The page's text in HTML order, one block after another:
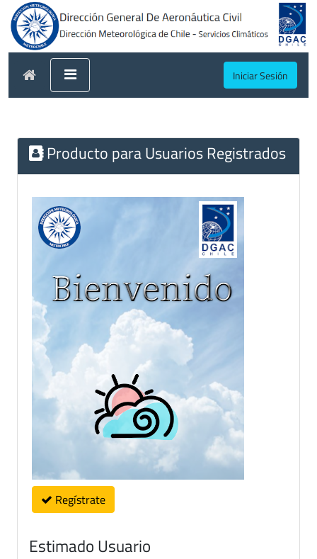
Iniciar Sesión
Producto para Usuarios Registrados
Regístrate
Estimado Usuario